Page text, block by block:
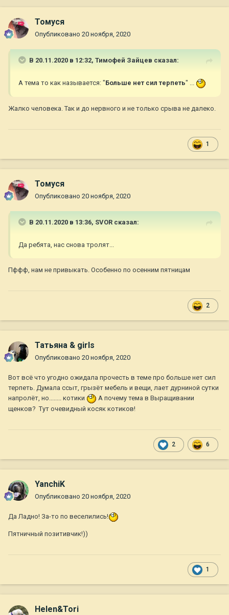
Томуся
Опубликовано 20 ноября, 2020
В 20.11.2020 в 12:32, Тимофей Зайцев сказал:
А тема то как называется: "Больше нет сил терпеть" ...
Жалко человека. Так и до нервного и не только срыва не далеко.
1
Томуся
Опубликовано 20 ноября, 2020
В 20.11.2020 в 13:36, SVOR сказал:
Да ребята, нас снова тролят...
Пффф, нам не привыкать. Особенно по осенним пятницам
2
Татьяна & girls
Опубликовано 20 ноября, 2020
Вот всё что угодно ожидала прочесть в теме про больше нет сил
терпеть. Думала ссыт, грызёт мебель и вещи, лает дурниной сутки
напролёт, но........ котики
А почему тема в Выращивании
щенков? Тут очевидный косяк котиков!
2 6
YanchiK
Опубликовано 20 ноября, 2020
Да Ладно! За-то по веселились!
Пятничный позитивчик!))
1
Helen&Tori